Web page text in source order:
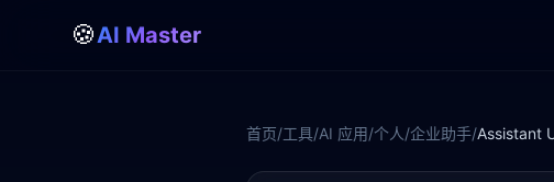
🍪AI Master
首页/工具/AI 应用/个人/企业助手/Assistant